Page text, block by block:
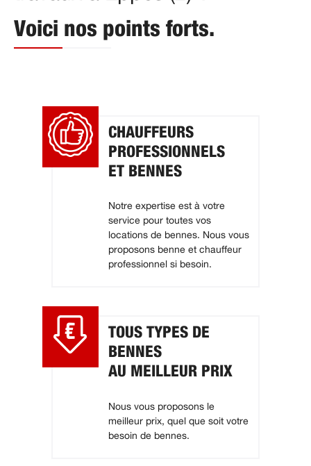
Voici nos points forts.
CHAUFFEURS
PROFESSIONNELS
ET BENNES
Notre expertise est à votre
service pour toutes vos
locations de bennes. Nous vous
proposons benne et chauffeur
professionnel si besoin.
TOUS TYPES DE
BENNES
AU MEILLEUR PRIX
Nous vous proposons le
meilleur prix, quel que soit votre
besoin de bennes.